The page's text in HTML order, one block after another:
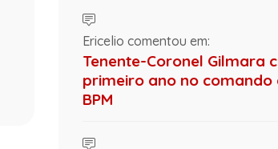
Ericelio comentou em:
Tenente-Coronel Gilmara
primeiro ano no comando
BPM